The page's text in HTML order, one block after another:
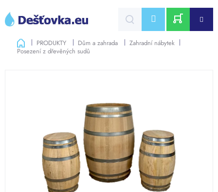
obsah
CZK
NÁKUPNÍ
DomůPRODUKTY Dům a zahrada
Zahradní nábytek
Posezení z dřevěných sudů